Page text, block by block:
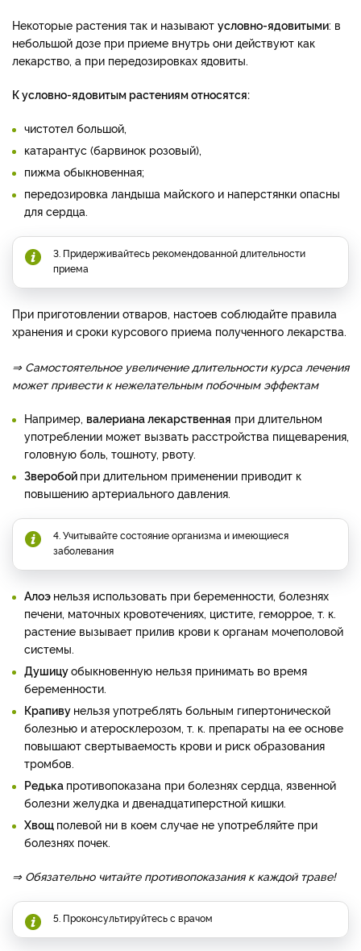
Некоторые растения так и называют условно-ядовитыми: в
небольшой дозе при приеме внутрь они действуют как
лекарство, а при передозировках ядовиты.
К условно-ядовитым растениям относятся:
чистотел большой,
катарантус (барвинок розовый),
пижма обыкновенная;
передозировка ландыша майского и наперстянки опасны
для сердца.
3. Придерживайтесь рекомендованной длительности
приема
При приготовлении отваров, настоев соблюдайте правила
хранения и сроки курсового приема полученного лекарства.
⇒ Самостоятельное увеличение длительности курса лечения
может привести к нежелательным побочным эффектам
Например, валериана лекарственная при длительном
употреблении может вызвать расстройства пищеварения,
головную боль, тошноту, рвоту.
Зверобой при длительном применении приводит к
повышению артериального давления.
4. Учитывайте состояние организма и имеющиеся
заболевания
Алоэ нельзя использовать при беременности, болезнях
печени, маточных кровотечениях, цистите, геморрое, т. к.
растение вызывает прилив крови к органам мочеполовой
системы.
Душицуобыкновенную нельзя принимать во время
беременности.
Крапиву нельзя употреблять больным гипертонической
болезнью и атеросклерозом, т. к. препараты на ее основе
повышают свертываемость крови и риск образования
тромбов.
Редька противопоказана при болезнях сердца, язвенной
болезни желудка и двенадцатиперстной кишки.
Хвощ полевой ни в коем случае не употребляйте при
болезнях почек.
⇒ Обязательно читайте противопоказания к каждой траве!
5. Проконсультируйтесь с врачом